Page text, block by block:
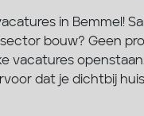
in Bemmel!
bouw? Geen
vacatures
dat je dichtbij